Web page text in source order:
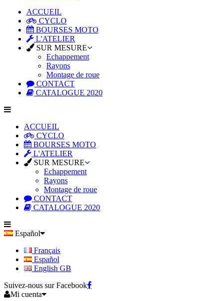
ACCUEIL
CYCLO
BOURSES MOTO
L'ATELIER
SUR MESURE
Echappement
Rayons
Montage de roue
CONTACT
CATALOGUE 2020
ACCUEIL
CYCLO
BOURSES MOTO
L'ATELIER
SUR MESURE
Echappement
Rayons
Montage de roue
CONTACT
CATALOGUE 2020
Español
Français
Español
English GB
Suivez-nous sur Facebook
Mi cuenta